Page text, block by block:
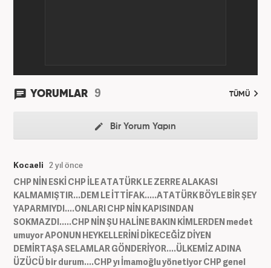
YORUMLAR 9 TÜMÜ
Bir Yorum Yapın
Kocaeli 2 yıl önce
CHP NİN ESKİ CHP İLE ATATÜRK LE ZERRE ALAKASI
KALMAMIŞTIR...DEM LE İTTİFAK.....ATATÜRK BÖYLE BİR ŞEY
YAPARMIYDI....ONLARI CHP NİN KAPISINDAN
SOKMAZDI.....CHP NİN ŞU HALİNE BAKIN KİMLERDEN medet
umuyor APONUN HEYKELLERİNİ DİKECEĞİZ DİYEN
DEMİRTAŞA SELAMLAR GÖNDERİYOR....ÜLKEMİZ ADINA
ÜZÜCÜ bir durum....CHP yı İmamoğlu yönetiyor CHP genel